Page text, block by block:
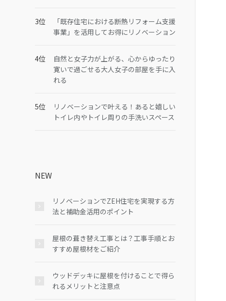
「既存住宅における断熱リフォーム支援
事業」を活用してお得にリノベーション
自然と女子力が上がる、心からゆったり
寛いで過ごせる大人女子の部屋を手に入
れる
リノベーションで叶える！あると嬉しい
トイレ内やトイレ周りの手洗いスペース
NEW
リノベーションでZEH住宅を実現する方
法と補助金活用のポイント
屋根の葺き替え工事とは？工事手順とお
すすめ屋根材をご紹介
ウッドデッキに屋根を付けることで得ら
れるメリットと注意点